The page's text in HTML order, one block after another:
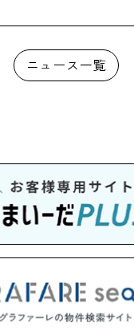
ニュース一覧